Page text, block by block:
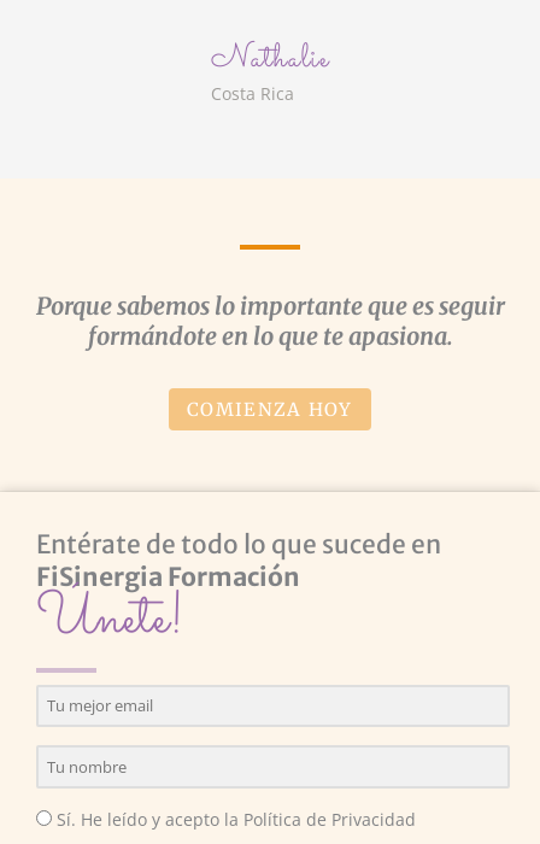
Nathalie
Costa Rica
Porque sabemos lo importante que es seguir
formándote en lo que te apasiona.
COMIENZA HOY
Entérate de todo lo que sucede en
FiSinergia Formación
Únete!
Sí. He leído y acepto la Política de Privacidad